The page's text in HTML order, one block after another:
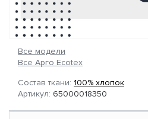
Все модели
Все Арго Ecotex
Состав ткани: 100% хлопок
Артикул: 65000018350